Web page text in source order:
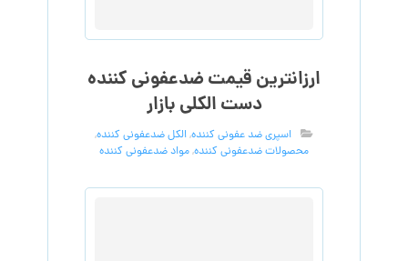
ارزانترین قیمت ضدعفونی کننده
دست الکلی بازار
اسپری ضد عفونی کننده,الکل ضدعفونی کننده,
محصولات ضدعفونی کننده,مواد ضدعفونی کننده